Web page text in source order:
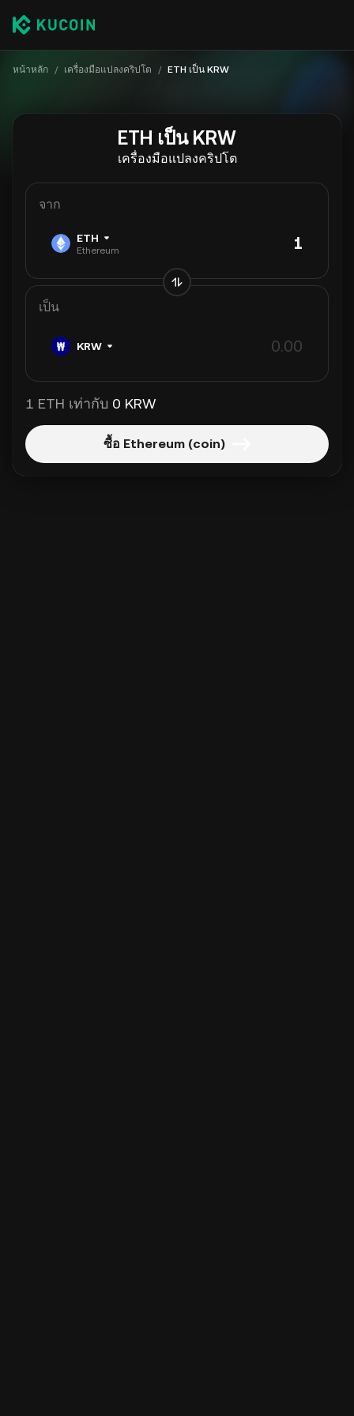
หน้าหลัก / เครื่องมือแปลงคริปโต / ETH เป็น KRW
ETH เป็น KRW
เครื่องมือแปลงคริปโต
จาก
ETH
Ethereum
เป็น
KRW
1 ETH เท่ากับ 0 KRW
ซื้อ Ethereum (coin)